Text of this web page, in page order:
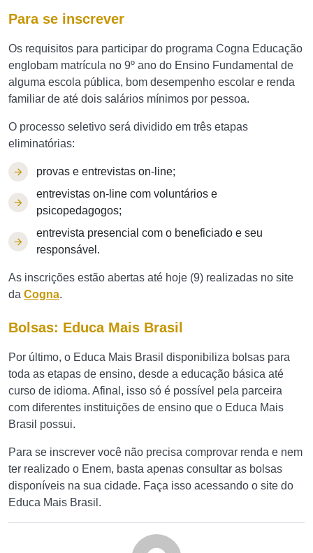
Para se inscrever
Os requisitos para participar do programa Cogna Educação
englobam matrícula no 9º ano do Ensino Fundamental de
alguma escola pública, bom desempenho escolar e renda
familiar de até dois salários mínimos por pessoa.
O processo seletivo será dividido em três etapas
eliminatórias:
provas e entrevistas on-line;
entrevistas on-line com voluntários e
psicopedagogos;
entrevista presencial com o beneficiado e seu
responsável.
As inscrições estão abertas até hoje (9) realizadas no site
da Cogna.
Bolsas: Educa Mais Brasil
Por último, o Educa Mais Brasil disponibiliza bolsas para
toda as etapas de ensino, desde a educação básica até
curso de idioma. Afinal, isso só é possível pela parceira
com diferentes instituições de ensino que o Educa Mais
Brasil possui.
Para se inscrever você não precisa comprovar renda e nem
ter realizado o Enem, basta apenas consultar as bolsas
disponíveis na sua cidade. Faça isso acessando o site do
Educa Mais Brasil.